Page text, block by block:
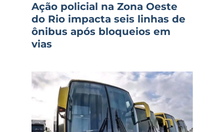
Ação policial na Zona Oeste
do Rio impacta seis linhas de
ônibus após bloqueios em
vias